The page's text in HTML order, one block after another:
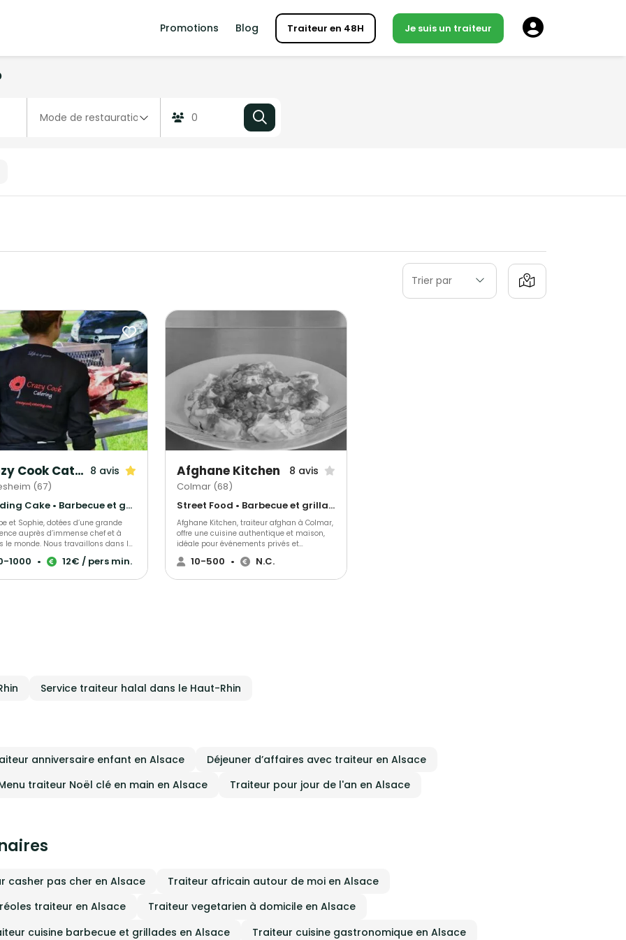
Promotions Blog Traiteur en 48H Je suis un traiteur
Trier par
Crazy Cook Catering 8 avis
(67)
Wedding Cake • Barbecue et grillades • Gastronomique
et Sophie, dotées d’une grande
auprès d’immense chef et à
le monde. Nous travaillons dans la
et l’imagination mélangeant
française avec les saveurs venus
en SHOW COOKING. Nous
à vos côtés tout au long de la
quel challenge.
1000 • 12€ / pers min.
Afghane Kitchen 8 avis
Colmar (68)
Street Food • Barbecue et grillades • Crêpes et galettes
Afghane Kitchen, traiteur afghan à Colmar,
offre une cuisine authentique et maison,
idéale pour événements privés et
professionnels. Spécialisés en plats
traditionnels savoureux, nous
10-500 • N.C.
Service traiteur halal dans le Haut-Rhin
anniversaire enfant en Alsace
Déjeuner d’affaires avec traiteur en Alsace
traiteur Noël clé en main en Alsace
Traiteur pour jour de l'an en Alsace
casher pas cher en Alsace
Traiteur africain autour de moi en Alsace
traiteur en Alsace
Traiteur vegetarien à domicile en Alsace
cuisine barbecue et grillades en Alsace Traiteur cuisine gastronomique en Alsace